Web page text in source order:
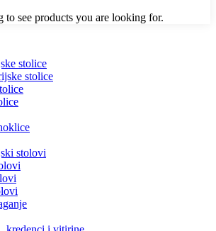
to see products you are looking for.
stolice
stolice
stolovi